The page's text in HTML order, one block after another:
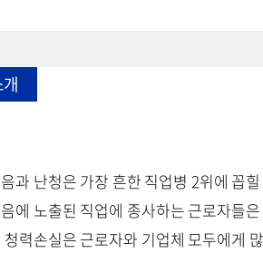
과 난청은 가장 흔한 직업병 2위에 꼽
에 노출된 직업에 종사하는 근로자들
청력손실은 근로자와 기업체 모두에게